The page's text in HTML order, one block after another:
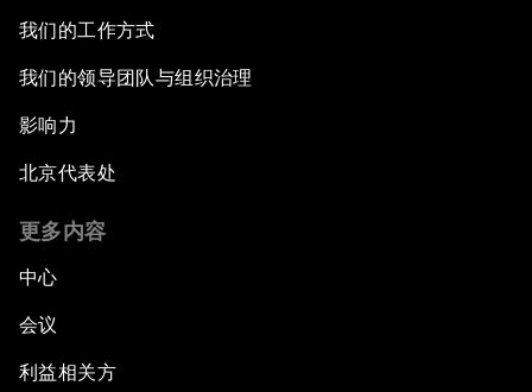
我们的工作方式
我们的领导团队与组织治理
影响力
北京代表处
更多内容
中心
会议
利益相关方